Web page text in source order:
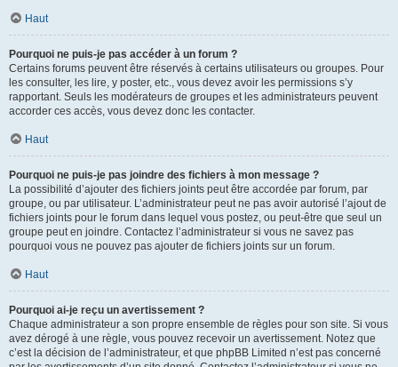
Haut
Pourquoi ne puis-je pas accéder à un forum ?
Certains forums peuvent être réservés à certains utilisateurs ou groupes. Pour
les consulter, les lire, y poster, etc., vous devez avoir les permissions s’y
rapportant. Seuls les modérateurs de groupes et les administrateurs peuvent
accorder ces accès, vous devez donc les contacter.
Haut
Pourquoi ne puis-je pas joindre des fichiers à mon message ?
La possibilité d’ajouter des fichiers joints peut être accordée par forum, par
groupe, ou par utilisateur. L’administrateur peut ne pas avoir autorisé l’ajout de
fichiers joints pour le forum dans lequel vous postez, ou peut-être que seul un
groupe peut en joindre. Contactez l’administrateur si vous ne savez pas
pourquoi vous ne pouvez pas ajouter de fichiers joints sur un forum.
Haut
Pourquoi ai-je reçu un avertissement ?
Chaque administrateur a son propre ensemble de règles pour son site. Si vous
avez dérogé à une règle, vous pouvez recevoir un avertissement. Notez que
c’est la décision de l’administrateur, et que phpBB Limited n’est pas concerné